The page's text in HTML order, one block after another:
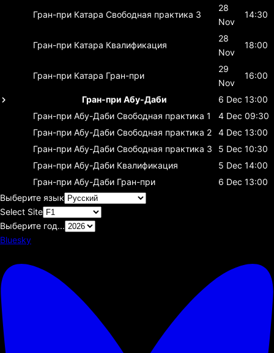
Гран-при Катара Свободная практика 3
28
Nov
14:30
Гран-при Катара Квалификация
28
Nov
18:00
Гран-при Катара Гран-при
29
Nov
16:00
Гран-при Абу-Даби 6 Dec 13:00
Гран-при Абу-Даби Свободная практика 1 4 Dec 09:30
Гран-при Абу-Даби Свободная практика 2 4 Dec 13:00
Гран-при Абу-Даби Свободная практика 3 5 Dec 10:30
Гран-при Абу-Даби Квалификация 5 Dec 14:00
Гран-при Абу-Даби Гран-при 6 Dec 13:00
Выберите язык
Select Site
Выберите год...
Bluesky